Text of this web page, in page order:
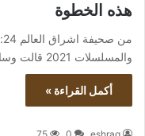
هذه الخطوة
والمسلسلات 2021 قالت وسائل إعلام إسرائيلية، إنه تم البدء في إجلاء…
أكمل القراءة »